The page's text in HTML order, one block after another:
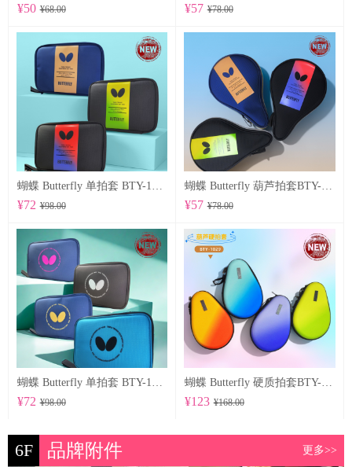
¥50 ¥68.00 ¥57 ¥78.00
¥72 ¥98.00
蝴蝶 Butterfly 葫芦拍套BTY-1026
¥57 ¥78.00
¥72 ¥98.00
蝴蝶 Butterfly 硬质拍套BTY-1029
¥123 ¥168.00
6F 品牌附件 更多>>